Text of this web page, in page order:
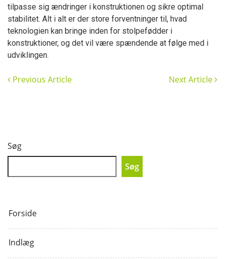
tilpasse sig ændringer i konstruktionen og sikre optimal
stabilitet. Alt i alt er der store forventninger til, hvad
teknologien kan bringe inden for stolpefødder i
konstruktioner, og det vil være spændende at følge med i
udviklingen.
Previous Article Next Article
Søg
Søg
Forside
Indlæg